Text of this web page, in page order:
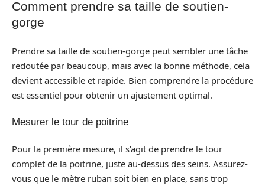
Comment prendre sa taille de soutien-
gorge
Prendre sa taille de soutien-gorge peut sembler une tâche
redoutée par beaucoup, mais avec la bonne méthode, cela
devient accessible et rapide. Bien comprendre la procédure
est essentiel pour obtenir un ajustement optimal.
Mesurer le tour de poitrine
Pour la première mesure, il s’agit de prendre le tour
complet de la poitrine, juste au-dessus des seins. Assurez-
vous que le mètre ruban soit bien en place, sans trop